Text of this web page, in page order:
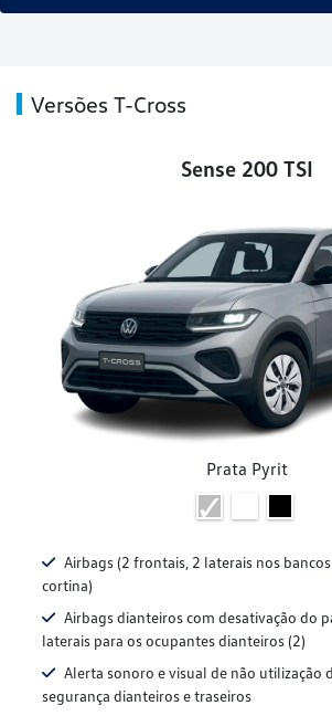
Versões T-Cross
Sense 200 TSI
Prata Pyrit
Airbags (2 frontais, 2 laterais nos
cortina)
Airbags dianteiros com desativação do
laterais para os ocupantes dianteiros (2)
Alerta sonoro e visual de não utilização
segurança dianteiros e traseiros